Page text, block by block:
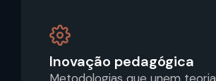
Inovação pedagógica